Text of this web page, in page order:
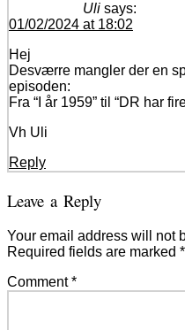
Uli says:
01/02/2024 at 18:02
Hej
Desværre mangler der en
episoden:
Fra “I år 1959” til “DR har
Vh Uli
Reply
Leave a Reply
Your email address will not
Required fields are marked *
Comment*